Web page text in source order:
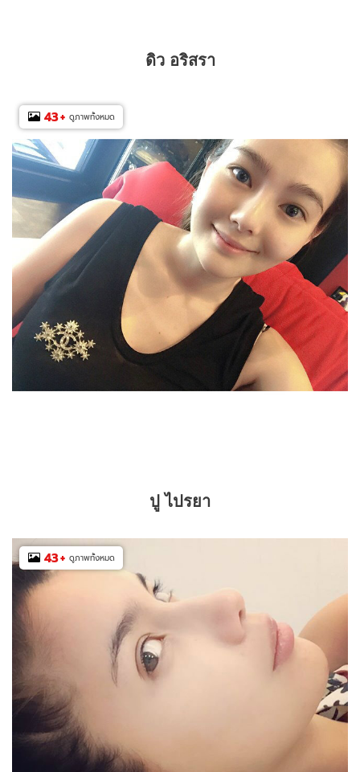
ดิว อริสรา
43+ ดูภาพทั้งหมด
ปู ไปรยา
43+ ดูภาพทั้งหมด